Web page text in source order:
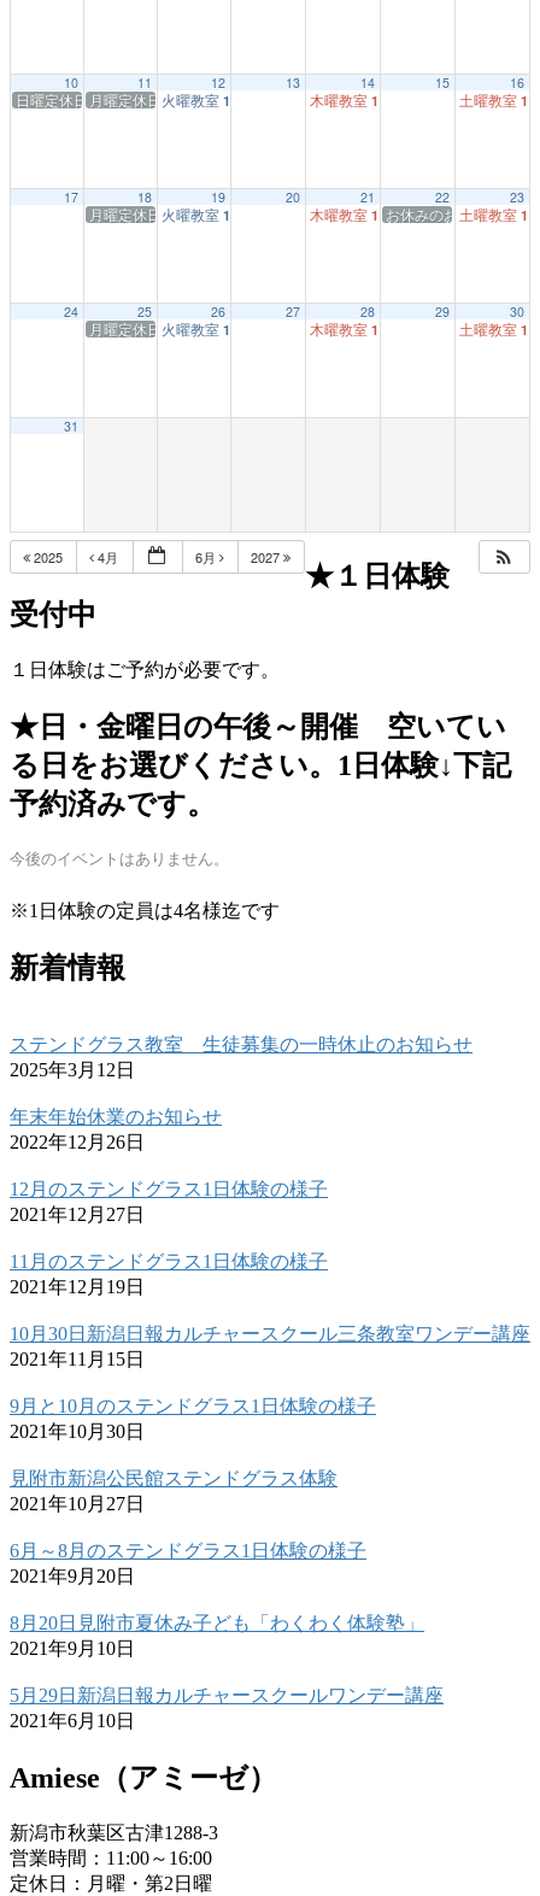
10
日曜定休日
11
月曜定休日
12
火曜教室 1:00 PM
13 14
木曜教室 1:00 PM
15 16
土曜教室
17 18
月曜定休日
19
火曜教室 1:00 PM
20 21
木曜教室 1:00 PM
22
お休みのお知らせ★毎
23
土曜教室
24 25
月曜定休日
26
火曜教室 1:00 PM
27 28
木曜教室 1:00 PM
29 30
土曜教室
31
2025 4月 6月 2027
★１日体験
受付中
１日体験はご予約が必要です。
★日・金曜日の午後～開催 空いてい
る日をお選びください。1日体験↓下記
予約済みです。
今後のイベントはありません。
※1日体験の定員は4名様迄です
新着情報
ステンドグラス教室 生徒募集の一時休止のお知らせ
2025年3月12日
年末年始休業のお知らせ
2022年12月26日
12月のステンドグラス1日体験の様子
2021年12月27日
11月のステンドグラス1日体験の様子
2021年12月19日
10月30日新潟日報カルチャースクール三条教室ワンデー講座
2021年11月15日
9月と10月のステンドグラス1日体験の様子
2021年10月30日
見附市新潟公民館ステンドグラス体験
2021年10月27日
6月～8月のステンドグラス1日体験の様子
2021年9月20日
8月20日見附市夏休み子ども「わくわく体験塾」
2021年9月10日
5月29日新潟日報カルチャースクールワンデー講座
2021年6月10日
Amiese（アミーゼ）
新潟市秋葉区古津1288-3
営業時間：11:00～16:00
定休日：月曜・第2日曜